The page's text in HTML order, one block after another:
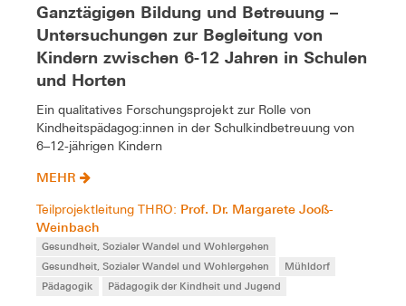
Ganztägigen Bildung und Betreuung –
Untersuchungen zur Begleitung von
Kindern zwischen 6-12 Jahren in Schulen
und Horten
Ein qualitatives Forschungsprojekt zur Rolle von
Kindheitspädagog:innen in der Schulkindbetreuung von
6–12-jährigen Kindern
MEHR
Teilprojektleitung THRO: Prof. Dr. Margarete Jooß-
Weinbach
Gesundheit, Sozialer Wandel und Wohlergehen
Gesundheit, Sozialer Wandel und Wohlergehen
Mühldorf
Pädagogik
Pädagogik der Kindheit und Jugend